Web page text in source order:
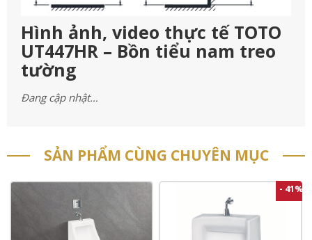
Hình ảnh, video thực tế TOTO
UT447HR – Bồn tiểu nam treo
tường
Đang cập nhật…
SẢN PHẨM CÙNG CHUYÊN MỤC
- 41%